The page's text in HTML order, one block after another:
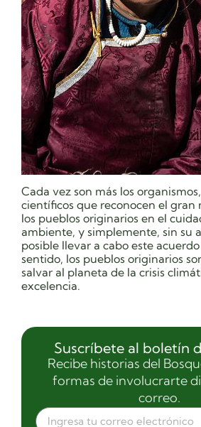
Cada vez son más los
científicos que reconocen el gran
los pueblos originarios en el
ambiente, y simplemente, sin su
posible llevar a cabo este
sentido, los pueblos originarios
salvar al planeta de la crisis
excelencia.
Suscríbete al boletín
Recibe historias del
formas de involucrarte
correo.